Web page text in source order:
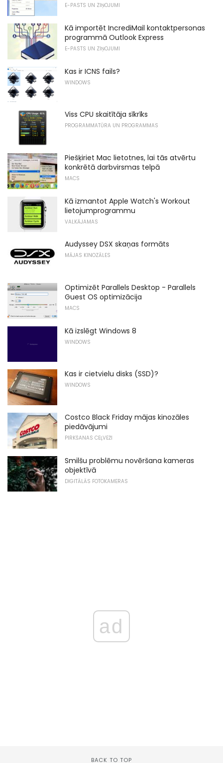
E-PASTS UN ZIŅOJUMI
Kā importēt IncrediMail kontaktpersonas
programmā Outlook Express
E-PASTS UN ZIŅOJUMI
Kas ir ICNS fails?
WINDOWS
Viss CPU skaitītāja sīkrīks
PROGRAMMATŪRA UN PROGRAMMAS
Piešķiriet Mac lietotnes, lai tās atvērtu
konkrētā darbvirsmas telpā
MACS
Kā izmantot Apple Watch's Workout
lietojumprogrammu
VALKĀJAMAS
Audyssey DSX skaņas formāts
MĀJAS KINOZĀLES
Optimizēt Parallels Desktop - Parallels
Guest OS optimizācija
MACS
Kā izslēgt Windows 8
WINDOWS
Kas ir cietvielu disks (SSD)?
WINDOWS
Costco Black Friday mājas kinozāles
piedāvājumi
PIRKŠANAS CEĻVEŽI
Smilšu problēmu novēršana kameras
objektīvā
DIGITĀLĀS FOTOKAMERAS
ad
BACK TO TOP